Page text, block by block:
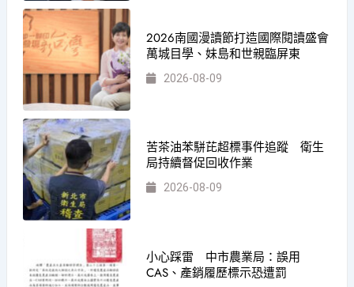
2026南國漫讀節打造國際閱讀盛會
萬城目學、妹島和世親臨屏東
2026-08-09
苦茶油苯駢芘超標事件追蹤 衛生
局持續督促回收作業
2026-08-09
小心踩雷 中市農業局：誤用
CAS、產銷履歷標示恐遭罰